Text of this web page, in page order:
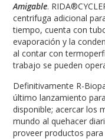
Amigable.
centrifuga adicional
tiempo, cuenta con
evaporación y la
al contar con
trabajo se pueden
Definitivamente R-
último lanzamiento
disponible; acercar los
mundo al quehacer
proveer productos